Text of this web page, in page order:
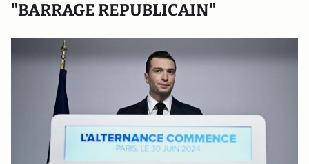
"BARRAGE REPUBLICAIN"